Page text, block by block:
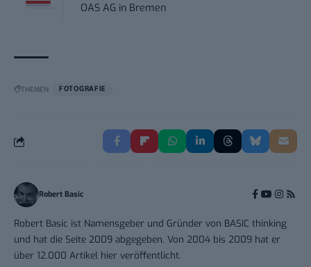
OAS AG in Bremen
THEMEN: FOTOGRAFIE
Robert Basic
Robert Basic ist Namensgeber und Gründer von BASIC thinking
und hat die Seite 2009 abgegeben. Von 2004 bis 2009 hat er
über 12.000 Artikel hier veröffentlicht.